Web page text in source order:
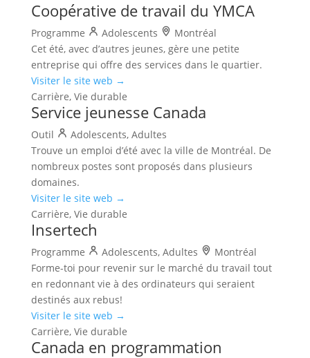
Coopérative de travail du YMCA
Programme Adolescents
Montréal
Cet été, avec d’autres jeunes, gère une petite
entreprise qui offre des services dans le quartier.
Visiter le site web →
Carrière, Vie durable
Service jeunesse Canada
Outil
Adolescents, Adultes
Trouve un emploi d’été avec la ville de Montréal. De
nombreux postes sont proposés dans plusieurs
domaines.
Visiter le site web →
Carrière, Vie durable
Insertech
Programme Adolescents, Adultes
Montréal
Forme-toi pour revenir sur le marché du travail tout
en redonnant vie à des ordinateurs qui seraient
destinés aux rebus!
Visiter le site web →
Carrière, Vie durable
Canada en programmation